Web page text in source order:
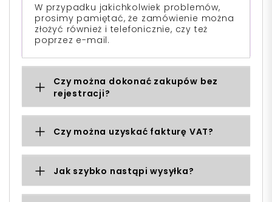
W przypadku jakichkolwiek problemów,
prosimy pamiętać, że zamówienie można
złożyć również i telefonicznie, czy też
poprzez e-mail.
Czy można dokonać zakupów bez
rejestracji?
Czy można uzyskać fakturę VAT?
Jak szybko nastąpi wysyłka?